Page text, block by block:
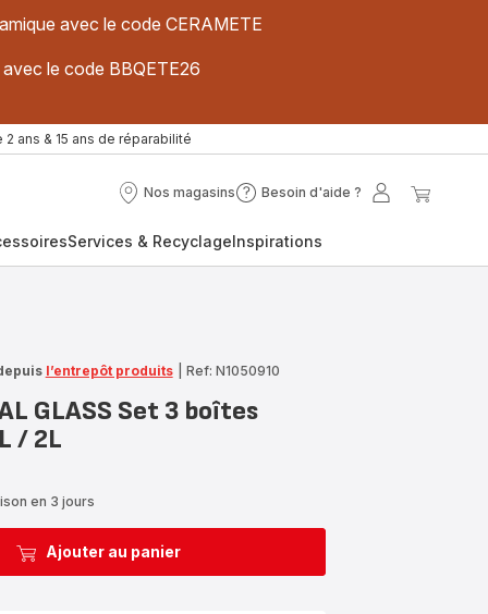
avec le code CERAMETE
le code BBQETE26
2 ans & 15 ans de réparabilité
Nos magasins
Nos
Besoin d'aide ?
Besoin
?
Mon
Services & RecyclageInspirations
l’entrepôt produits Ref: N1050910
GLASS Set 3 boîtes
/ 2L
en 3 jours
Ajouter au panier